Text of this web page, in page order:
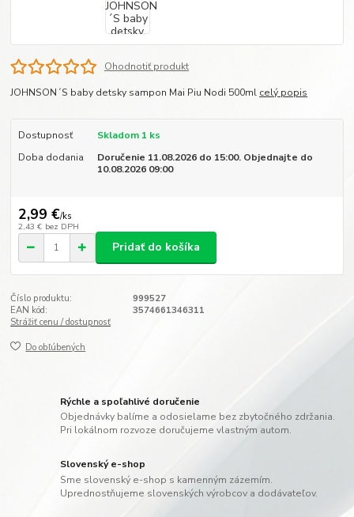
Ohodnotiť produkt
JOHNSON´S baby detsky sampon Mai Piu Nodi 500ml celý popis
Dostupnosť
Skladom 1 ks
Doba dodania
Doručenie 11.08.2026 do 15:00. Objednajte do
10.08.2026 09:00
2,99 €/ks
2,43 € bez DPH
Pridať do košíka
Číslo produktu:
999527
EAN kód:
3574661346311
Strážiť cenu / dostupnosť
Do obľúbených
Rýchle a spoľahlivé doručenie
Objednávky balíme a odosielame bez zbytočného zdržania.
Pri lokálnom rozvoze doručujeme vlastným autom.
Slovenský e-shop
Sme slovenský e-shop s kamenným zázemím.
Uprednostňujeme slovenských výrobcov a dodávateľov.